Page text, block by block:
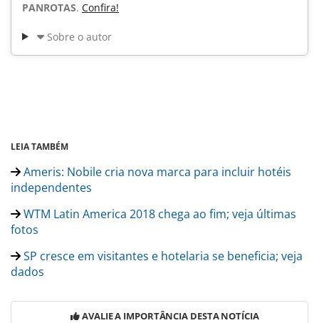
PANROTAS. Confira!
Sobre o autor
LEIA TAMBÉM
Ameris: Nobile cria nova marca para incluir hotéis
independentes
WTM Latin America 2018 chega ao fim; veja últimas
fotos
SP cresce em visitantes e hotelaria se beneficia; veja
dados
AVALIE A IMPORTÂNCIA DESTA NOTÍCIA